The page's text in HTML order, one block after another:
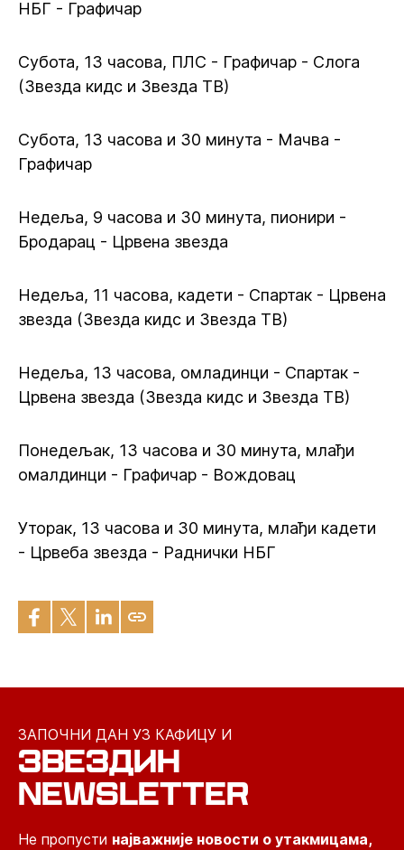
НБГ - Графичар
Субота, 13 часова, ПЛС - Графичар - Слога
(Звезда кидс и Звезда ТВ)
Субота, 13 часова и 30 минута - Мачва -
Графичар
Недеља, 9 часова и 30 минута, пионири -
Бродарац - Црвена звезда
Недеља, 11 часова, кадети - Спартак - Црвена
звезда (Звезда кидс и Звезда ТВ)
Недеља, 13 часова, омладинци - Спартак -
Црвена звезда (Звезда кидс и Звезда ТВ)
Понедељак, 13 часова и 30 минута, млађи
омалдинци - Графичар - Вождовац
Уторак, 13 часова и 30 минута, млађи кадети
- Црвеба звезда - Раднички НБГ
ЗАПОЧНИ ДАН УЗ КАФИЦУ И
ЗВЕЗДИН
NEWSLETTER
Не пропусти најважније новости о утакмицама,